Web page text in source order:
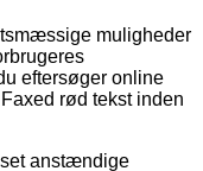
muligheder
eftersøger online
rød tekst inden
set anstændige